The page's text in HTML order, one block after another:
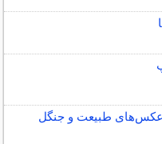
عکس‌های طبیعت و جنگل